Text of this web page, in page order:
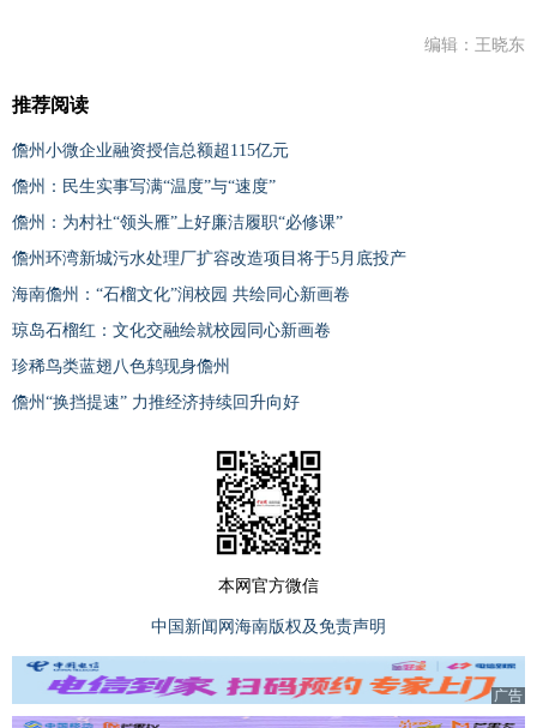
编辑：王晓东
推荐阅读
儋州小微企业融资授信总额超115亿元
儋州：民生实事写满“温度”与“速度”
儋州：为村社“领头雁”上好廉洁履职“必修课”
儋州环湾新城污水处理厂扩容改造项目将于5月底投产
海南儋州：“石榴文化”润校园 共绘同心新画卷
琼岛石榴红：文化交融绘就校园同心新画卷
珍稀鸟类蓝翅八色鸫现身儋州
儋州“换挡提速” 力推经济持续回升向好
本网官方微信
中国新闻网海南版权及免责声明
广告